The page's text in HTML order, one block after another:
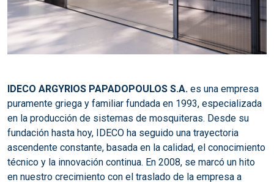
IDECO ARGYRIOS PAPADOPOULOS S.A. es una empresa
puramente griega y familiar fundada en 1993, especializada
en la producción de sistemas de mosquiteras. Desde su
fundación hasta hoy, IDECO ha seguido una trayectoria
ascendente constante, basada en la calidad, el conocimiento
técnico y la innovación continua. En 2008, se marcó un hito
en nuestro crecimiento con el traslado de la empresa a